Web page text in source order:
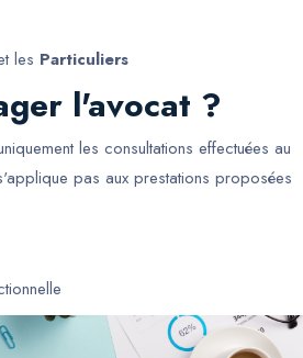
les Particuliers
l'avocat ?
les consultations effectuées au
pas aux prestations proposées